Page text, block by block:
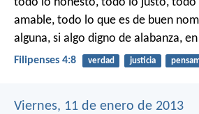
amable, todo lo que es de buen
alguna, si algo digno de alabanza,
Filipenses 4:8 verdad justicia
Viernes, 11 de enero de 2013